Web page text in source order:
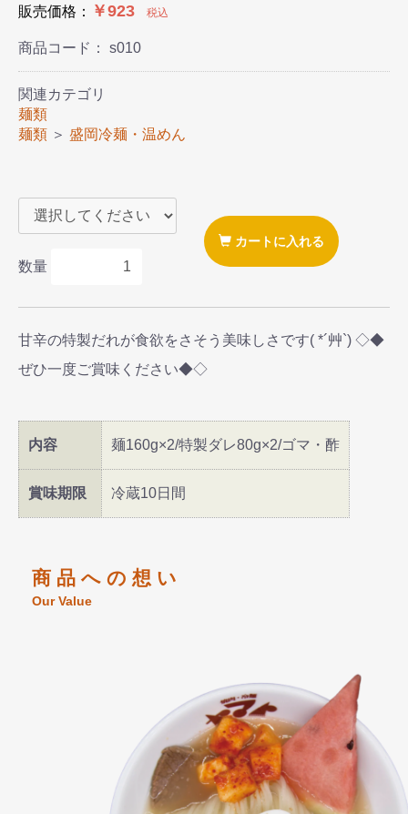
販売価格： ￥923 税込
商品コード： s010
関連カテゴリ
麺類
麺類 ＞ 盛岡冷麺・温めん
数量
カートに入れる
甘辛の特製だれが食欲をさそう美味しさです( *´艸`) ◇◆
ぜひ一度ご賞味ください◆◇
内容 麺160g×2/特製ダレ80g×2/ゴマ・酢
賞味期限 冷蔵10日間
商 品 へ の 想 い
Our Value